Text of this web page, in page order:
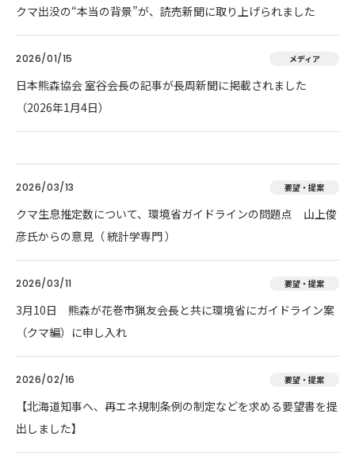
クマ出没の“本当の背景”が、読売新聞に取り上げられました
2026/01/15 メディア
日本熊森協会 室谷会長の記事が長周新聞に掲載されました
（2026年1月4日）
2026/03/13 要望・提案
クマ生息推定数について、環境省ガイドラインの問題点 山上俊
彦氏からの意見（ 統計学専門 ）
2026/03/11 要望・提案
3月10日 熊森が花巻市猟友会長と共に環境省にガイドライン案
（クマ編）に申し入れ
2026/02/16 要望・提案
【北海道知事へ、再エネ規制条例の制定などを求める要望書を提
出しました】